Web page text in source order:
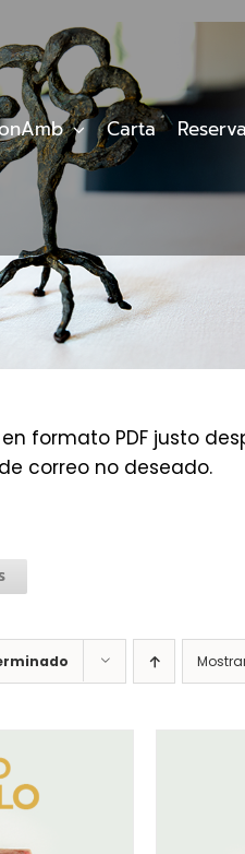
Carta
formato PDF justo
correo no deseado.